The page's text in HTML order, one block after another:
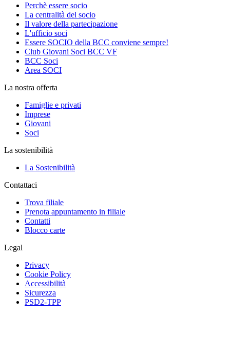
Perchè essere socio
La centralità del socio
Il valore della partecipazione
L'ufficio soci
Essere SOCIO della BCC conviene sempre!
Club Giovani Soci BCC VF
BCC Soci
Area SOCI
La nostra offerta
Famiglie e privati
Imprese
Giovani
Soci
La sostenibilità
La Sostenibilità
Contattaci
Trova filiale
Prenota appuntamento in filiale
Contatti
Blocco carte
Legal
Privacy
Cookie Policy
Accessibilità
Sicurezza
PSD2-TPP